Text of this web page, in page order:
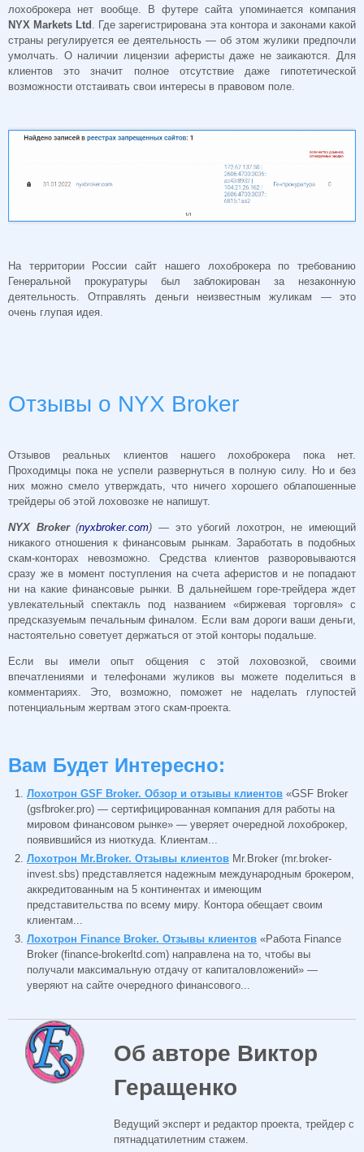
лохоброкера нет вообще. В футере сайта упоминается компания
NYX Markets Ltd . Где зарегистрирована эта контора и законами какой
страны регулируется ее деятельность — об этом жулики предпочли
умолчать.
О наличии лицензии аферисты даже не заикаются. Для
клиентов это значит полное отсутствие даже гипотетической
возможности отстаивать свои интересы в правовом поле.
На территории России сайт нашего лохоброкера по требованию
Генеральной прокуратуры был заблокирован за незаконную
деятельность.Отправлять деньги неизвестным жуликам — это
очень глупая идея.
Отзывы о NYX Broker
Отзывов реальных клиентов нашего лохоброкера пока нет.
Проходимцы пока не успели развернуться в полную силу. Но и без
них можно смело утверждать, что ничего хорошего облапошенные
трейдеры об этой лоховозке не напишут.
NYX Broker(nyxbroker.com) — это убогий лохотрон, не имеющий
никакого отношения к финансовым рынкам. Заработать в подобных
скам-конторах невозможно. Средства клиентов разворовываются
сразу же в момент поступления на счета аферистов и не попадают
ни на какие финансовые рынки. В дальнейшем горе-трейдера ждет
увлекательный спектакль под названием «биржевая торговля» с
предсказуемым печальным финалом. Если вам дороги ваши деньги,
настоятельно советует держаться от этой конторы подальше.
Если вы имели опыт общения с этой лоховозкой, своими
впечатлениями и телефонами жуликов вы можете поделиться в
комментариях. Это, возможно, поможет не наделать глупостей
потенциальным жертвам этого скам-проекта.
Вам Будет Интересно:
Лохотрон GSF Broker. Обзор и отзывы клиентов «GSF Broker
(gsfbroker.pro) — сертифицированная компания для работы на
мировом финансовом рынке» — уверяет очередной лохоброкер,
появившийся из ниоткуда. Клиентам...
Лохотрон Mr.Broker. Отзывы клиентов Mr.Broker (mr.broker-
invest.sbs) представляется надежным международным брокером,
аккредитованным на 5 континентах и имеющим
представительства по всему миру. Контора обещает своим
клиентам...
Лохотрон Finance Broker. Отзывы клиентов «Работа Finance
Broker (finance-brokerltd.com) направлена на то, чтобы вы
получали максимальную отдачу от капиталовложений» —
уверяют на сайте очередного финансового...
Об авторе Виктор
Геращенко
Ведущий эксперт и редактор проекта, трейдер с
пятнадцатилетним стажем.